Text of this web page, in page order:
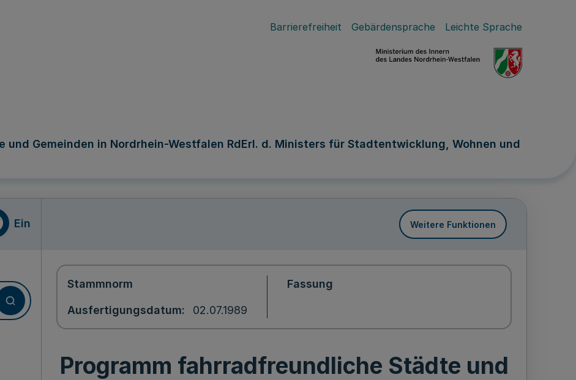
Barrierefreiheit Gebärdensprache Leichte Sprache
Gemeinden in Nordrhein-Westfalen RdErl. d. Ministers für Stadtentwicklung, Wohnen und
Ein Weitere Funktionen
Stammnorm
Ausfertigungsdatum 02.07.1989
Fassung
Programm fahrradfreundliche Städte und